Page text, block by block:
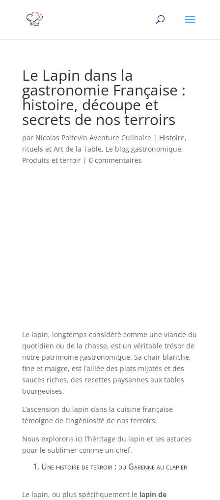
Le Lapin dans la
gastronomie Française :
histoire, découpe et
secrets de nos terroirs
par Nicolas Poitevin Aventure Culinaire | Histoire,
rituels et Art de la Table, Le blog gastronomique,
Produits et terroir| 0 commentaires
Le lapin, longtemps considéré comme une viande du
quotidien ou de la chasse, est un véritable trésor de
notre patrimoine gastronomique. Sa chair blanche,
fine et maigre, est l’alliée des plats mijotés et des
sauces riches, des recettes paysannes aux tables
bourgeoises.
L’ascension du lapin dans la cuisine française
témoigne de l’ingéniosité de nos terroirs.
Nous explorons ici l’héritage du lapin et les astuces
pour le sublimer comme un chef.
1. Une histoire de terroir : du Garenne au clapier
Le lapin, ou plus spécifiquement le lapin de